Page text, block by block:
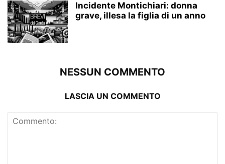
Incidente Montichiari: donna
grave, illesa la figlia di un anno
NESSUN COMMENTO
LASCIA UN COMMENTO